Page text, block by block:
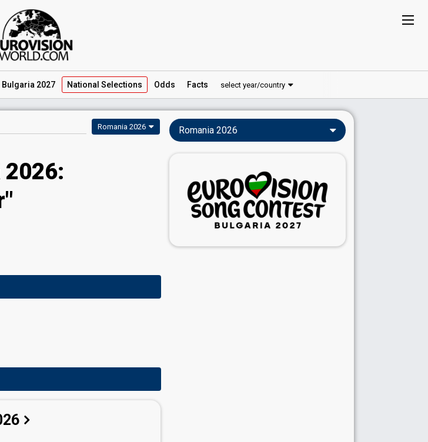
Bulgaria 2027 National Selections Odds Facts select year/country
Romania 2026
2026:
Romania 2026